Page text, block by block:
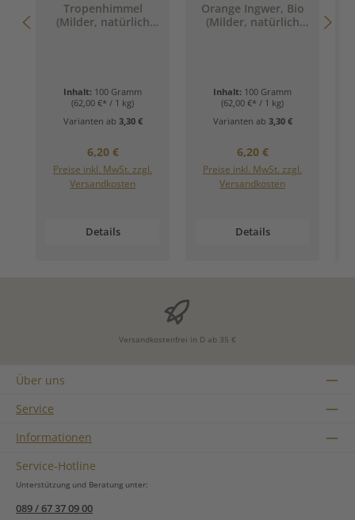
Tropenhimmel
(Milder, natürlich
Inhalt: 100 Gramm
(62,00 €* / 1 kg)
Varianten ab 3,30 €
Regulärer Preis:
6,20 €
Preise inkl. MwSt. zzgl.
Versandkosten
Details
Orange Ingwer, Bio
(Milder, natürlich
Inhalt: 100 Gramm
(62,00 €* / 1 kg)
Varianten ab 3,30 €
Regulärer Preis:
6,20 €
Preise inkl. MwSt. zzgl.
Versandkosten
Details
Versandkostenfrei in D ab 35 €
Über uns
Service
Informationen
Service-Hotline
Unterstützung und Beratung unter:
089 / 67 37 09 00